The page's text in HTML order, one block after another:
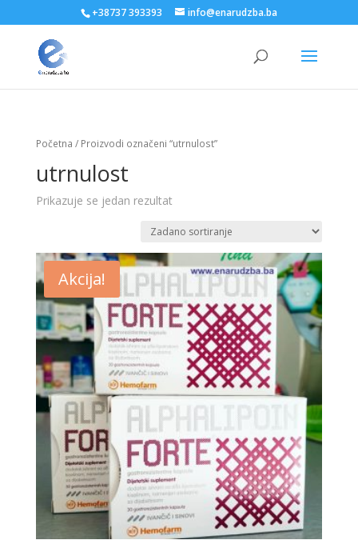
+38737 393393 info@enarudzba.ba
Početna / Proizvodi označeni “utrnulost”
utrnulost
Prikazuje se jedan rezultat
Akcija!